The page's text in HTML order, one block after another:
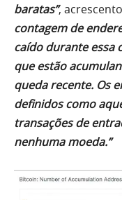
baratas”,
contagem de
caído durante essa
que estão
queda recente. Os
definidos como
transações de
nenhuma moeda.”